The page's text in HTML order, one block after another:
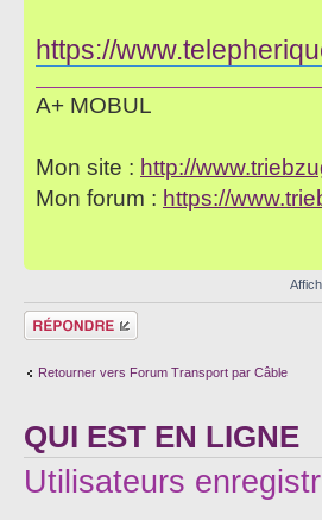
https://
A+ MOBUL
Mon site : http://
Mon forum : https://
Répondre
Retourner vers Forum Transport par Câble
QUI EST EN LIGNE
Utilisateurs